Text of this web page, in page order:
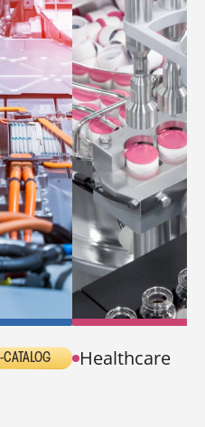
CATALOG Healthcare